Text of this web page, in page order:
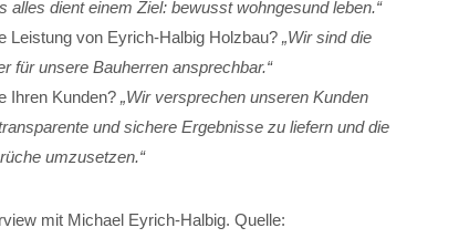
alles dient einem Ziel: bewusst wohngesund leben.“
Leistung von Eyrich-Halbig Holzbau? „Wir sind die
für unsere Bauherren ansprechbar.“
Ihren Kunden? „Wir versprechen unseren Kunden
und sichere Ergebnisse zu liefern und die
umzusetzen.“
mit Michael Eyrich-Halbig. Quelle: